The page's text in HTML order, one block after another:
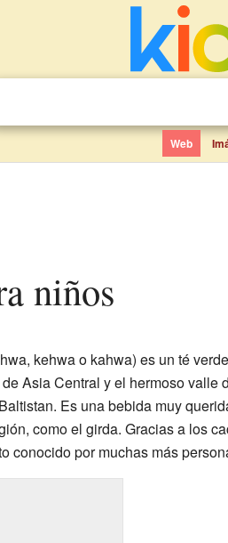
Web
niños
kehwa o kahwa) es un té
Asia Central y el hermoso
Es una bebida muy
como el girda. Gracias a los
conocido por muchas más